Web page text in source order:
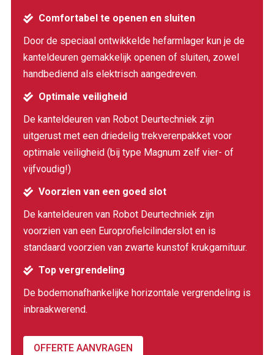
Comfortabel te openen en sluiten
Door de speciaal ontwikkelde hefarmlager kun je de
kanteldeuren gemakkelijk openen of sluiten, zowel
handbediend als elektrisch aangedreven.
Optimale veiligheid
De kanteldeuren van Robot Deurtechniek zijn
uitgerust met een driedelig trekverenpakket voor
optimale veiligheid (bij type Magnum zelf vier- of
vijfvoudig!)
Voorzien van een goed slot
De kanteldeuren van Robot Deurtechniek zijn
voorzien van een Europrofielcilinderslot en is
standaard voorzien van zwarte kunstof krukgarnituur.
Top vergrendeling
De bodemonafhankelijke horizontale vergrendeling is
inbraakwerend.
OFFERTE AANVRAGEN